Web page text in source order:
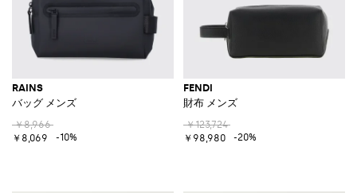
RAINS
バッグ メンズ
￥8,966
￥8,069
-10%
FENDI
財布 メンズ
￥123,724
￥98,980
-20%